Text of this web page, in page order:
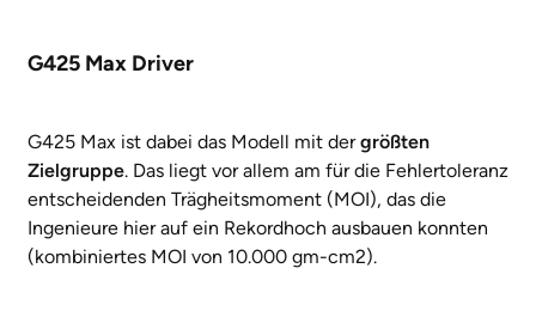
G425 Max Driver
G425 Max ist dabei das Modell mit dergrößten
Zielgruppe. Das liegt vor allem am für die Fehlertoleranz
entscheidenden Trägheitsmoment (MOI), das die
Ingenieure hier auf ein Rekordhoch ausbauen konnten
(kombiniertes MOI von 10.000 gm-cm2).